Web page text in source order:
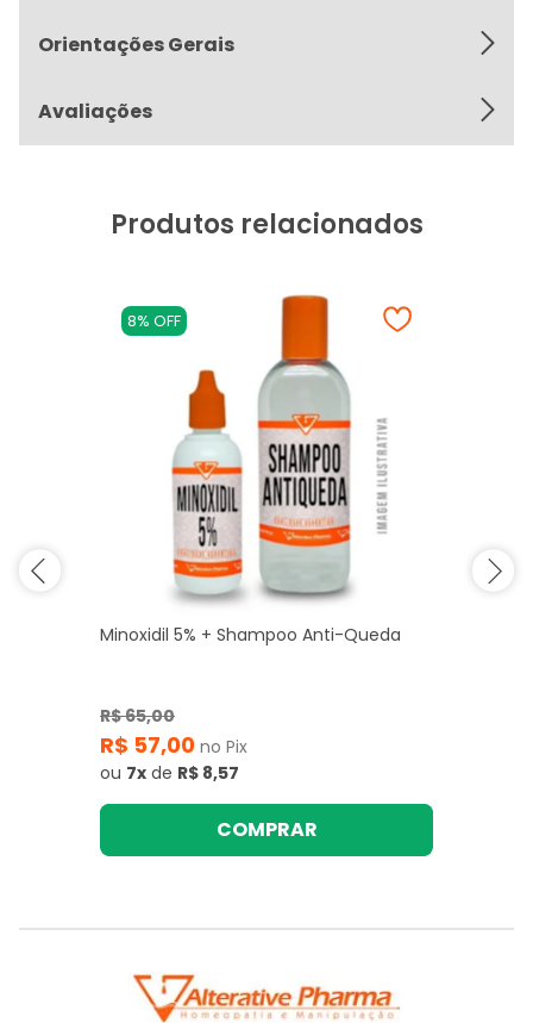
Orientações Gerais
Avaliações
Produtos relacionados
8% OFF
Minoxidil 5% + Shampoo Anti-Queda
R$ 65,00
R$ 57,00 no Pix
ou 7x de R$ 8,57
COMPRAR